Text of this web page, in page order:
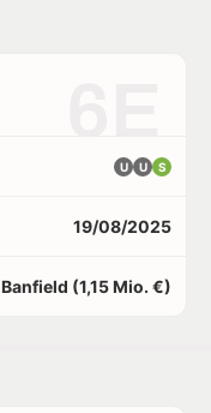
U U S
19/08/2025
Banfield (1,15 Mio. €)